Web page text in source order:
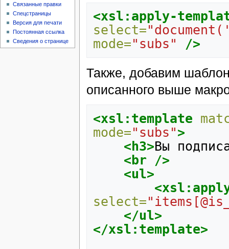
<xsl:apply-
select=
mode="subs" />
Также, добавим
описанного выше
<xsl:template
mode="subs">
<h3>Вы
<br
/>
<ul>
select=
</ul>
</xsl:template>
Связанные правки
Спецстраницы
Версия для печати
Постоянная ссылка
Сведения о странице